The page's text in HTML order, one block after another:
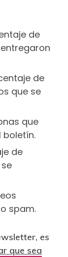
de
de
que se
que
boletín.
de
spam.
es
que sea